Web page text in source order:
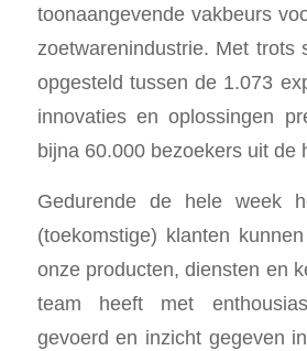
toonaangevende vakbeurs
zoetwarenindustrie. Met trots
opgesteld tussen de 1.073
innovaties en oplossingen
bijna 60.000 bezoekers uit de
Gedurende de hele week
(toekomstige) klanten
onze producten, diensten en
team heeft met
gevoerd en inzicht gegeven